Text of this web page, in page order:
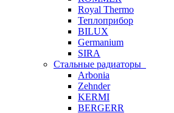
Royal Thermo
Теплоприбор
BILUX
Germanium
SIRA
Стальные радиаторы
Arbonia
Zehnder
KERMI
BERGERR